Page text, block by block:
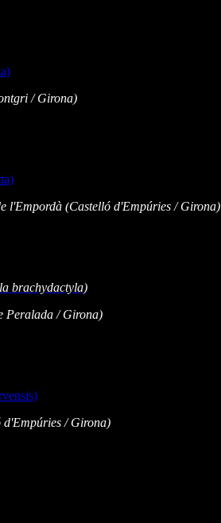
/ Girona)
l'Empordà (Castelló d'Empúries/ Girona)
/ Girona)
d'Empúries/ Girona)